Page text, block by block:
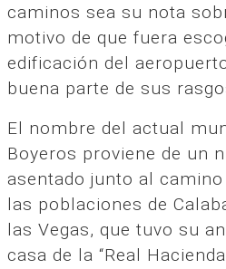
caminos sea su nota
motivo de que fuera
edificación del
buena parte de sus
El nombre del actual
Boyeros proviene de un
asentado junto al
las poblaciones de
las Vegas, que tuvo su
casa de la “Real